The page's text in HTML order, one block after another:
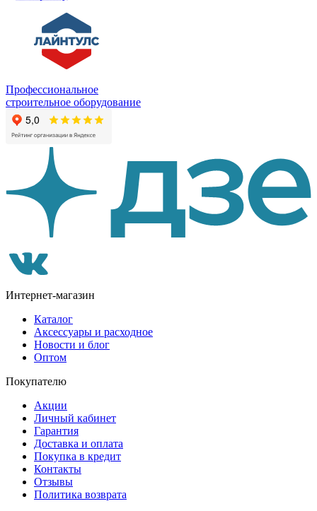
Профессиональное
строительное оборудование
Интернет-магазин
Каталог
Аксессуары и расходное
Новости и блог
Оптом
Покупателю
Акции
Личный кабинет
Гарантия
Доставка и оплата
Покупка в кредит
Контакты
Отзывы
Политика возврата